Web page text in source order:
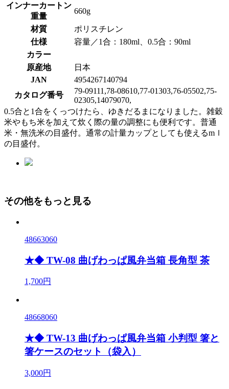
インナーカートン
重量
660g
材質
ポリスチレン
仕様
容量／1合：180ml、0.5合：90ml
カラー
原産地
日本
JAN
4954267140794
カタログ番号
79-09111,78-08610,77-01303,76-05502,75-
02305,14079070,
0.5合と1合をくっつけたら、ゆきだるまになりました。雑穀
米やもち米を加えて炊く際の量の調整にも便利です。普通
米・無洗米の目盛付。通常の計量カップとしても使えるmｌ
の目盛付。
その他をもっと見る
48663060
★◆ TW-08 曲げわっぱ風弁当箱 長角型 茶
1,700円
48668060
★◆ TW-13 曲げわっぱ風弁当箱 小判型 箸と
箸ケースのセット（袋入）
3,000円